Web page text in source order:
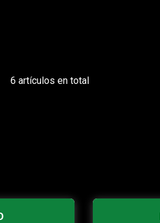
6 artículos en total